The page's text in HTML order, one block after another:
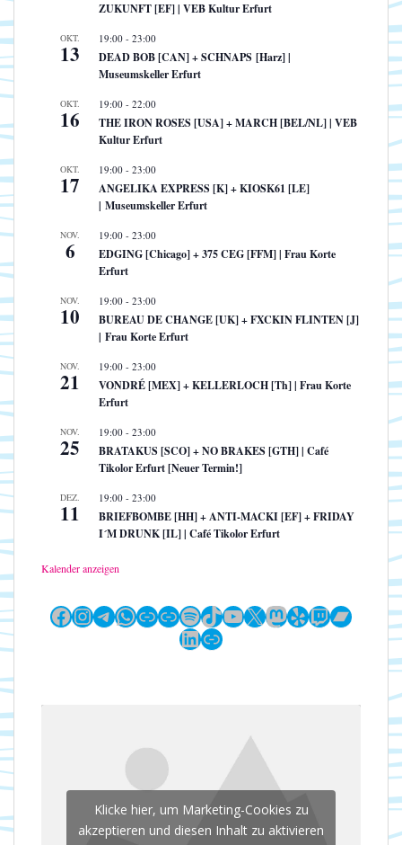
ZUKUNFT [EF] | VEB Kultur Erfurt
OKT.
13
19:00 - 23:00
DEAD BOB [CAN] + SCHNAPS [Harz] |
Museumskeller Erfurt
OKT.
16
19:00 - 22:00
THE IRON ROSES [USA] + MARCH [BEL/NL] | VEB
Kultur Erfurt
OKT.
17
19:00 - 23:00
ANGELIKA EXPRESS [K] + KIOSK61 [LE]
| Museumskeller Erfurt
NOV.
6
19:00 - 23:00
EDGING [Chicago] + 375 CEG [FFM] | Frau Korte
Erfurt
NOV.
10
19:00 - 23:00
BUREAU DE CHANGE [UK] + FXCKIN FLINTEN [J]
| Frau Korte Erfurt
NOV.
21
19:00 - 23:00
VONDRÉ [MEX] + KELLERLOCH [Th] | Frau Korte
Erfurt
NOV.
25
19:00 - 23:00
BRATAKUS [SCO] + NO BRAKES [GTH] | Café
Tikolor Erfurt [Neuer Termin!]
DEZ.
11
19:00 - 23:00
BRIEFBOMBE [HH] + ANTI-MACKI [EF] + FRIDAY
I´M DRUNK [IL] | Café Tikolor Erfurt
Kalender anzeigen
Facebook
Instagram
Telegram
WhatsApp
LinkLinkSpotify
TikTok
YouTube
X Mastodon
YelpTwitch
LinkedIn
Link
Klicke hier, um Marketing-Cookies zu
akzeptieren und diesen Inhalt zu aktivieren